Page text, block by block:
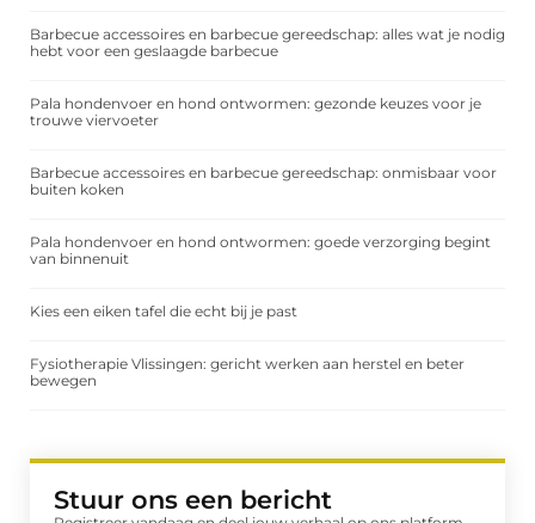
Barbecue accessoires en barbecue gereedschap: alles wat je nodig
hebt voor een geslaagde barbecue
Pala hondenvoer en hond ontwormen: gezonde keuzes voor je
trouwe viervoeter
Barbecue accessoires en barbecue gereedschap: onmisbaar voor
buiten koken
Pala hondenvoer en hond ontwormen: goede verzorging begint
van binnenuit
Kies een eiken tafel die echt bij je past
Fysiotherapie Vlissingen: gericht werken aan herstel en beter
bewegen
Stuur ons een bericht